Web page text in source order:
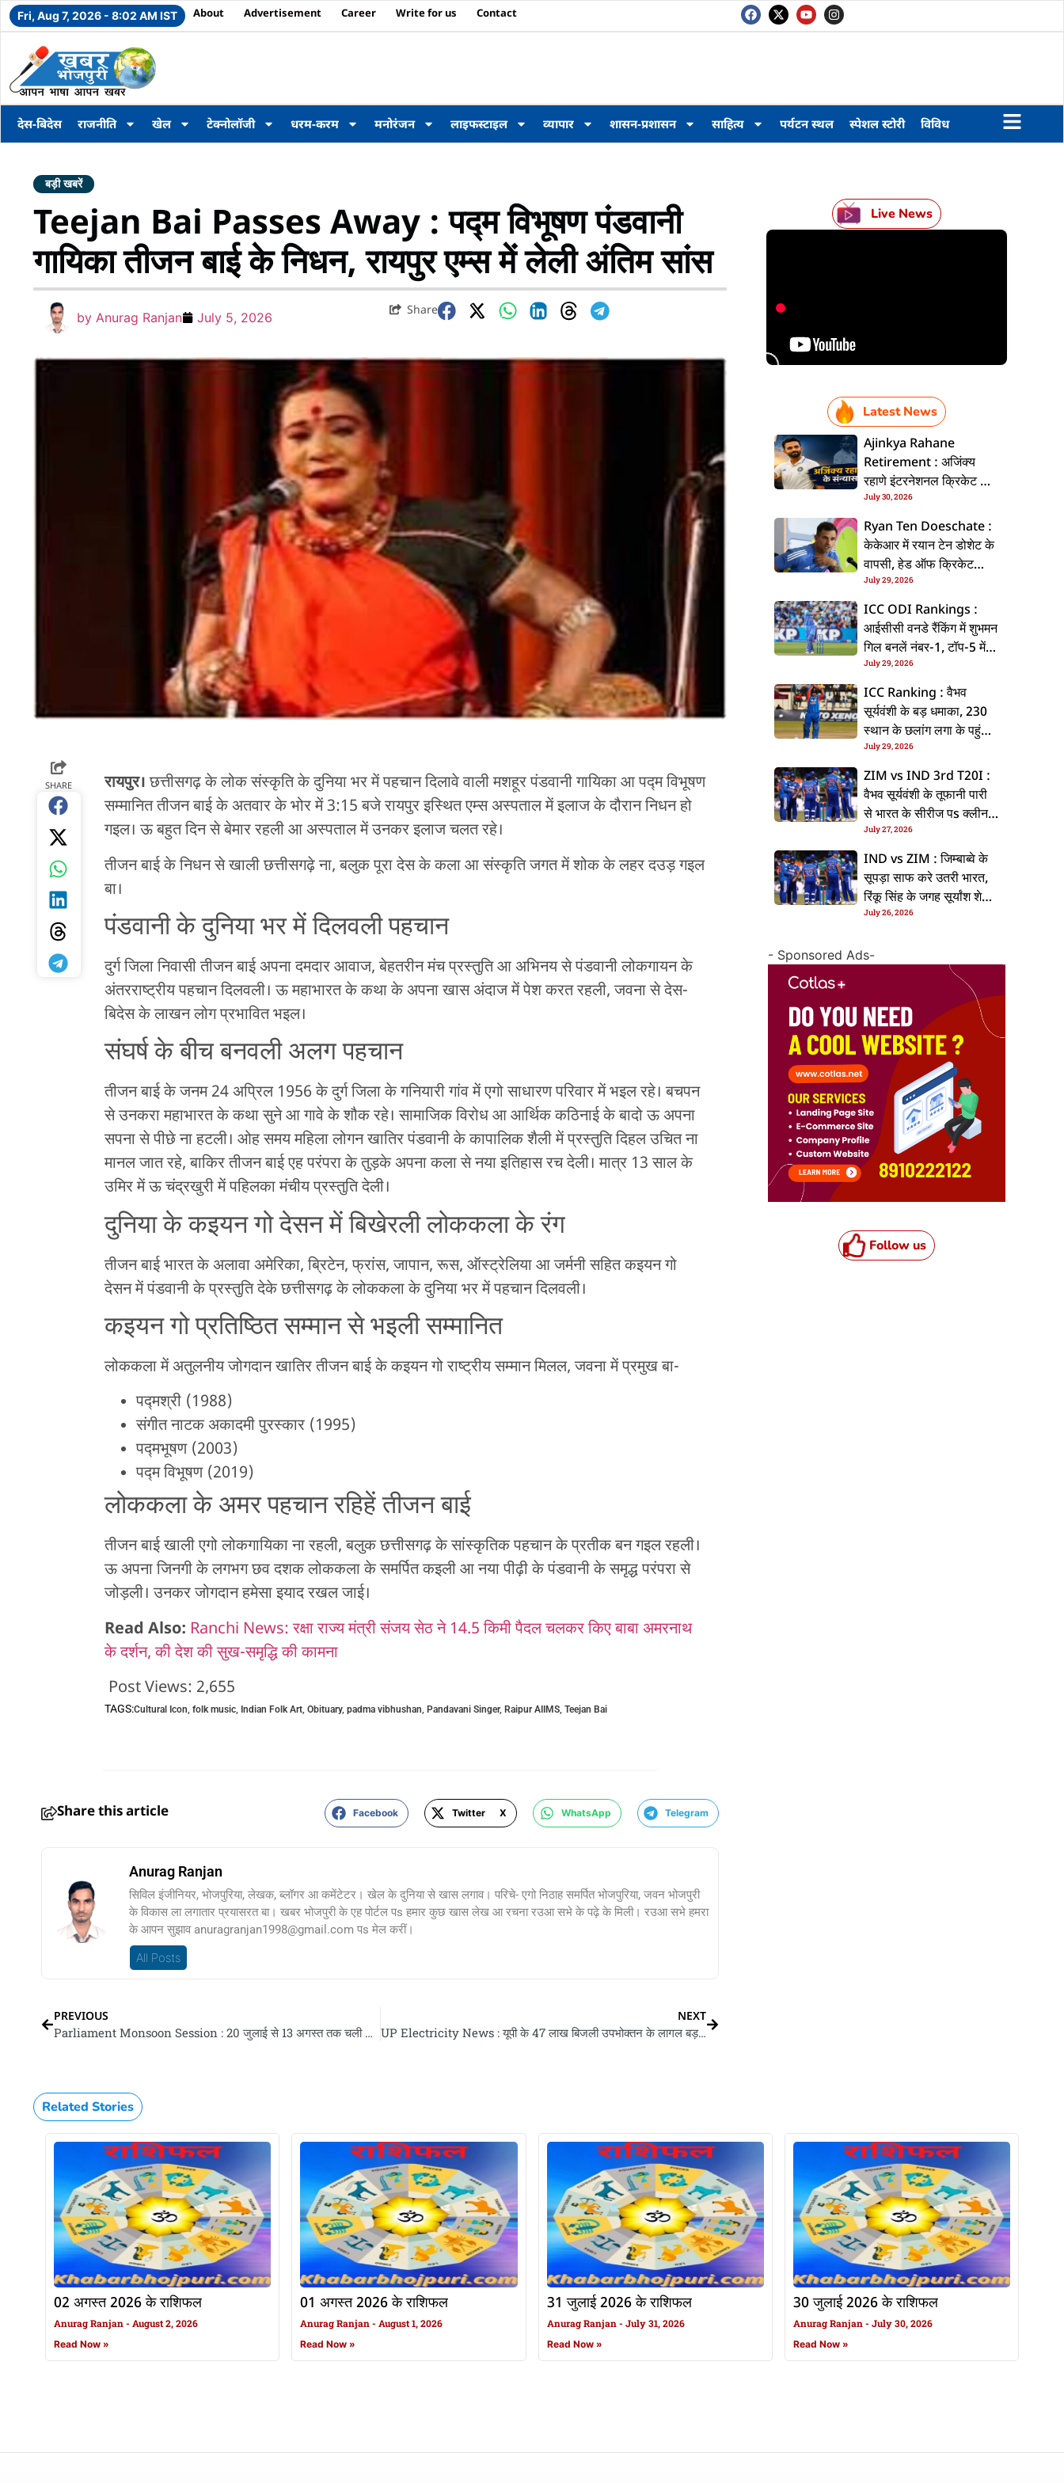
Fri, Aug 7, 2026 - 8:02 AM IST About Advertisement Career Write for us Contact
देस-बिदेस राजनीति खेल टेक्नोलॉजी धरम-करम मनोरंजन लाइफस्टाइल व्यापार शासन-प्रशासन साहित्य पर्यटन स्थल स्पेशल स्टोरी विविध
बड़ी खबरें
Teejan Bai Passes Away : पद्म विभूषण पंडवानी
गायिका तीजन बाई के निधन, रायपुर एम्स में लेली अंतिम सांस
by Anurag Ranjan July 5, 2026
Share
SHARE रायपुर।छत्तीसगढ़ के लोक संस्कृति के दुनिया भर में पहचान दिलावे वाली मशहूर पंडवानी गायिका आ पद्म विभूषण
सम्मानित तीजन बाई के अतवार के भोर में 3:15 बजे रायपुर इस्थित एम्स अस्पताल में इलाज के दौरान निधन हो
गइल। ऊ बहुत दिन से बेमार रहली आ अस्पताल में उनकर इलाज चलत रहे।
तीजन बाई के निधन से खाली छत्तीसगढ़े ना, बलुक पूरा देस के कला आ संस्कृति जगत में शोक के लहर दउड़ गइल
बा।
पंडवानी के दुनिया भर में दिलवली पहचान
दुर्ग जिला निवासी तीजन बाई अपना दमदार आवाज, बेहतरीन मंच प्रस्तुति आ अभिनय से पंडवानी लोकगायन के
अंतरराष्ट्रीय पहचान दिलवली। ऊ महाभारत के कथा के अपना खास अंदाज में पेश करत रहली, जवना से देस-
बिदेस के लाखन लोग प्रभावित भइल।
संघर्ष के बीच बनवली अलग पहचान
तीजन बाई के जनम 24 अप्रिल 1956 के दुर्ग जिला के गनियारी गांव में एगो साधारण परिवार में भइल रहे। बचपन
से उनकरा महाभारत के कथा सुने आ गावे के शौक रहे। सामाजिक विरोध आ आर्थिक कठिनाई के बादो ऊ अपना
सपना से पीछे ना हटली। ओह समय महिला लोगन खातिर पंडवानी के कापालिक शैली में प्रस्तुति दिहल उचित ना
मानल जात रहे, बाकिर तीजन बाई एह परंपरा के तुड़के अपना कला से नया इतिहास रच देली। मात्र 13 साल के
उमिर में ऊ चंद्रखुरी में पहिलका मंचीय प्रस्तुति देली।
दुनिया के कइयन गो देसन में बिखेरली लोककला के रंग
तीजन बाई भारत के अलावा अमेरिका, ब्रिटेन, फ्रांस, जापान, रूस, ऑस्ट्रेलिया आ जर्मनी सहित कइयन गो
देसन में पंडवानी के प्रस्तुति देके छत्तीसगढ़ के लोककला के दुनिया भर में पहचान दिलवली।
कइयन गो प्रतिष्ठित सम्मान से भइली सम्मानित
लोककला में अतुलनीय जोगदान खातिर तीजन बाई के कइयन गो राष्ट्रीय सम्मान मिलल, जवना में प्रमुख बा-
पद्मश्री (1988)
संगीत नाटक अकादमी पुरस्कार (1995)
पद्मभूषण (2003)
पद्म विभूषण (2019)
लोककला के अमर पहचान रहिहें तीजन बाई
तीजन बाई खाली एगो लोकगायिका ना रहली, बलुक छत्तीसगढ़ के सांस्कृतिक पहचान के प्रतीक बन गइल रहली।
ऊ अपना जिनगी के लगभग छव दशक लोककला के समर्पित कइली आ नया पीढ़ी के पंडवानी के समृद्ध परंपरा से
जोड़ली। उनकर जोगदान हमेसा इयाद रखल जाई।
Read Also: Ranchi News: रक्षा राज्य मंत्री संजय सेठ ने 14.5 किमी पैदल चलकर किए बाबा अमरनाथ
के दर्शन, की देश की सुख-समृद्धि की कामना
Post Views: 2,655
TAGS:Cultural Icon, folk music, Indian Folk Art, Obituary, padma vibhushan, Pandavani Singer, Raipur AIIMS, Teejan Bai
Share this article Facebook Twitter X WhatsApp Telegram
Anurag Ranjan
सिविल इंजीनियर, भोजपुरिया, लेखक, ब्लॉगर आ कमेंटेटर। खेल के दुनिया से खास लगाव। परिचे- एगो निठाह समर्पित भोजपुरिया, जवन भोजपुरी
के विकास ला लगातार प्रयासरत बा। खबर भोजपुरी के एह पोर्टल पs हमार कुछ खास लेख आ रचना रउआ सभे के पढ़े के मिली। रउआ सभे हमरा
के आपन सुझाव anuragranjan1998@gmail.com पs मेल करीं।
All Posts
PREVIOUS
Parliament Monsoon Session : 20 जुलाई से 13 अगस्त तक चली संसद के मानसून सत्र, केंद्रीय मंत्री किरेन रिजिजू देलें जानकारी
NEXT
UP Electricity News : यूपी के 47 लाख बिजली उपभोक्तन के लागल बड़ झटका, बिना बतवले बढ़ा दिहल गइल लोड
Live News
Latest News
Ajinkya Rahane
Retirement : अजिंक्य
रहाणे इंटरनेशनल क्रिकेट से
ललें संन्यास, सोशल मीडिया
पs पोस्ट कs के कइलें एलान
July 30, 2026
Ryan Ten Doeschate :
केकेआर में रयान टेन डोशेट के
वापसी, हेड ऑफ क्रिकेट
स्ट्रेटजी के जिम्मेदारी संभरिहें
July 29, 2026
ICC ODI Rankings :
आईसीसी वनडे रैंकिंग में शुभमन
गिल बनलें नंबर-1, टॉप-5 में
भारत के तीन बल्लेबाज
July 29, 2026
ICC Ranking : वैभव
सूर्यवंशी के बड़ धमाका, 230
स्थान के छलांग लगा के पहुंचलें
48वां नंबर पs
July 29, 2026
ZIM vs IND 3rd T20I :
वैभव सूर्यवंशी के तूफानी पारी
से भारत के सीरीज पs क्लीन
स्वीप, जिम्बाब्वे 35 रन से
हारल
July 27, 2026
IND vs ZIM : जिम्बाब्वे के
सूपड़ा साफ करे उतरी भारत,
रिंकू सिंह के जगह सूर्यांश शेडगे
के मिल सकेला मवका
July 26, 2026
- Sponsored Ads-
Follow us
Related Stories
02 अगस्त 2026 के राशिफल
Anurag Ranjan August 2, 2026
Read Now »
01 अगस्त 2026 के राशिफल
Anurag Ranjan August 1, 2026
Read Now »
31 जुलाई 2026 के राशिफल
Anurag Ranjan July 31, 2026
Read Now »
30 जुलाई 2026 के राशिफल
Anurag Ranjan July 30, 2026
Read Now »